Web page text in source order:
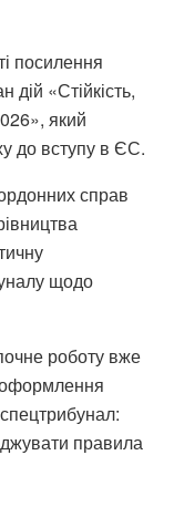
посилення
дій «Стійкість,
який
до вступу в ЄС.
справ
щодо
роботу вже
оформлення
правила